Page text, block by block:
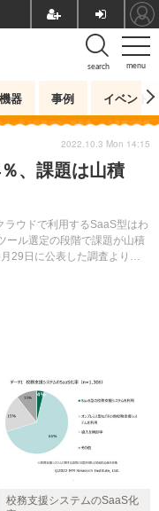
menu
search
器 事例 イベント
、課題は山積
ウドで利用するSaaS型はわ
ール選定の段階で課題が山積
29日に公表した調査より明
2022.10.3 Mon 14:15
校務支援システムのSaaS化